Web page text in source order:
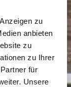
zu
anbieten
zu
zu Ihrer
für
Unsere